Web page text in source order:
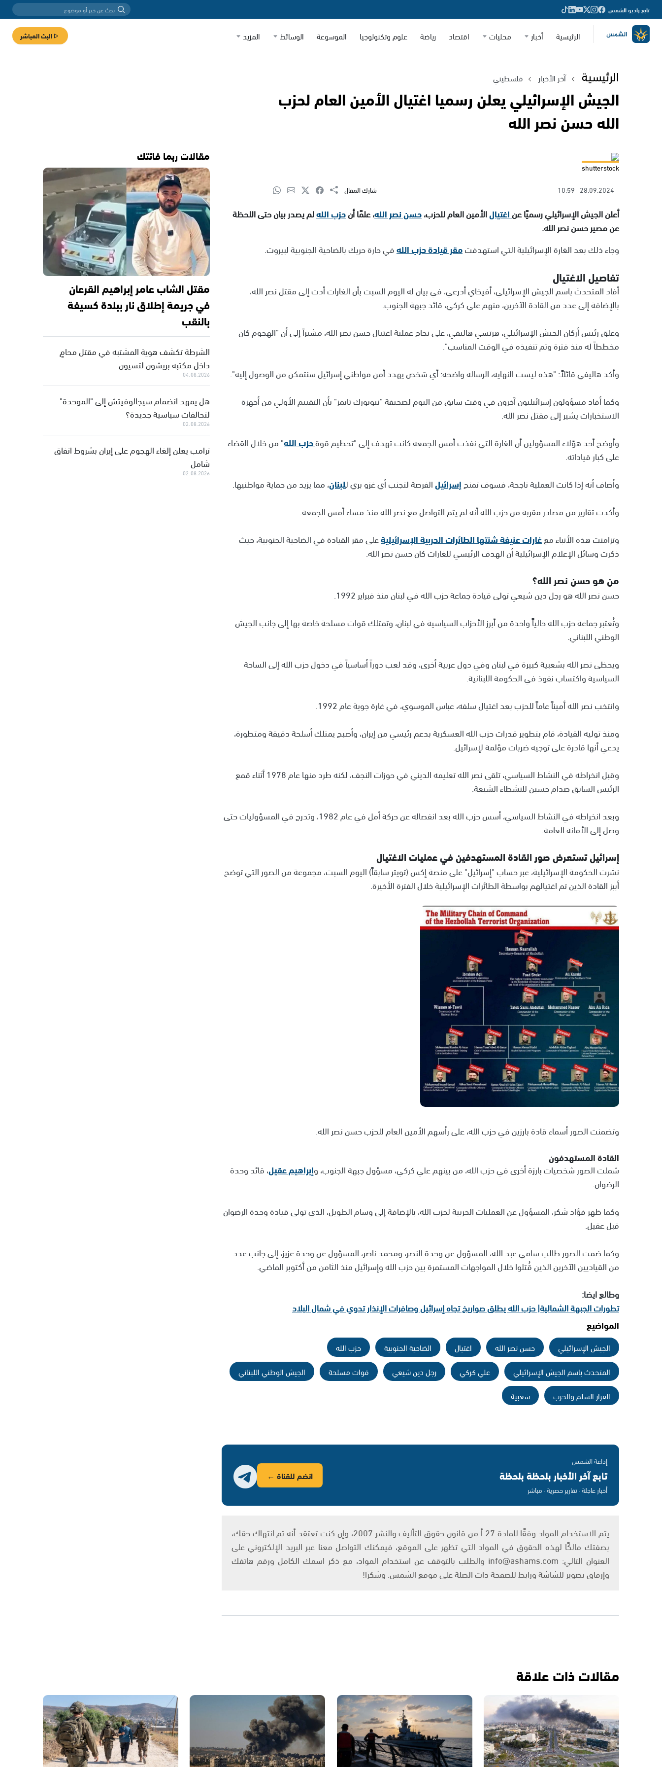
تابع راديو الشمس
الرئيسية أخبار محليات اقتصاد رياضة علوم وتكنولوجيا الموسوعة الوسائط المزيد البث المباشر
الرئيسية آخر الأخبار فلسطيني
الجيش الإسرائيلي يعلن رسميا اغتيال الأمين العام لحزب
الله حسن نصر الله
shutterstock
28.09.2024
10:59 شارك المقال
أعلن الجيش الإسرائيلي رسميًا عناغتيالالأمين العام للحزب،حسن نصر الله، علمًا أنحزب اللهلم يصدر بيان حتى اللحظة
عن مصير حسن نصر الله.
وجاء ذلك بعد الغارة الإسرائيلية التي استهدفتمقر قيادة حزب اللهفي حارة حريك بالضاحية الجنوبية لبيروت.
تفاصيل الاغتيال
أفاد المتحدث باسم الجيش الإسرائيلي، أفيخاي أدرعي، في بيان له اليوم السبت بأن الغارات أدت إلى مقتل نصر الله،
بالإضافة إلى عدد من القادة الآخرين، منهم علي كركي، قائد جبهة الجنوب.
وعلق رئيس أركان الجيش الإسرائيلي، هرتسي هاليفي، على نجاح عملية اغتيال حسن نصر الله، مشيراً إلى أن "الهجوم كان
مخططاً له منذ فترة وتم تنفيذه في الوقت المناسب".
وأكد هاليفي قائلاً: "هذه ليست النهاية، الرسالة واضحة: أي شخص يهدد أمن مواطني إسرائيل سنتمكن من الوصول إليه".
وكما أفاد مسؤولون إسرائيليون آخرون في وقت سابق من اليوم لصحيفة "نيويورك تايمز" بأن التقييم الأولي من أجهزة
الاستخبارات يشير إلى مقتل نصر الله.
وأوضح أحد هؤلاء المسؤولين أن الغارة التي نفذت أمس الجمعة كانت تهدف إلى "تحطيم قوةحزب الله" من خلال القضاء
على كبار قياداته.
وأضاف أنه إذا كانت العملية ناجحة، فسوف تمنحإسرائيلالفرصة لتجنب أي غزو بري للبنان، مما يزيد من حماية مواطنيها.
وأكدت تقارير من مصادر مقربة من حزب الله أنه لم يتم التواصل مع نصر الله منذ مساء أمس الجمعة.
وتزامنت هذه الأنباء معغارات عنيفة شنتها الطائرات الحربية الإسرائيليةعلى مقر القيادة في الضاحية الجنوبية، حيث
ذكرت وسائل الإعلام الإسرائيلية أن الهدف الرئيسي للغارات كان حسن نصر الله.
من هو حسن نصر الله؟
حسن نصر الله هو رجل دين شيعي تولى قيادة جماعة حزب الله في لبنان منذ فبراير 1992.
وتُعتبر جماعة حزب الله حالياً واحدة من أبرز الأحزاب السياسية في لبنان، وتمتلك قوات مسلحة خاصة بها إلى جانب الجيش
الوطني اللبناني.
ويحظى نصر الله بشعبية كبيرة في لبنان وفي دول عربية أخرى، وقد لعب دوراً أساسياً في دخول حزب الله إلى الساحة
السياسية واكتساب نفوذ في الحكومة اللبنانية.
وانتخب نصر الله أميناً عاماً للحزب بعد اغتيال سلفه، عباس الموسوي، في غارة جوية عام 1992.
ومنذ توليه القيادة، قام بتطوير قدرات حزب الله العسكرية بدعم رئيسي من إيران، وأصبح يمتلك أسلحة دقيقة ومتطورة،
يدعي أنها قادرة على توجيه ضربات مؤلمة لإسرائيل.
وقبل انخراطه في النشاط السياسي، تلقى نصر الله تعليمه الديني في حوزات النجف، لكنه طرد منها عام 1978 أثناء قمع
الرئيس السابق صدام حسين للنشطاء الشيعة.
وبعد انخراطه في النشاط السياسي، أسس حزب الله بعد انفصاله عن حركة أمل في عام 1982، وتدرج في المسؤوليات حتى
وصل إلى الأمانة العامة.
إسرائيل تستعرض صور القادة المستهدفين في عمليات الاغتيال
نشرت الحكومة الإسرائيلية، عبر حساب "إسرائيل" على منصة إكس (تويتر سابقاً) اليوم السبت، مجموعة من الصور التي توضح
أببز القادة الذين تم اغتيالهم بواسطة الطائرات الإسرائيلية خلال الفترة الأخيرة.
وتضمنت الصور أسماء قادة بارزين في حزب الله، على رأسهم الأمين العام للحزب حسن نصر الله.
القادة المستهدفون
شملت الصور شخصيات بارزة أخرى في حزب الله، من بينهم علي كركي، مسؤول جبهة الجنوب، وإبراهيم عقيل، قائد وحدة
الرضوان.
وكما ظهر فؤاد شكر، المسؤول عن العمليات الحربية لحزب الله، بالإضافة إلى وسام الطويل، الذي تولى قيادة وحدة الرضوان
قبل عقيل.
وكما ضمت الصور طالب سامي عبد الله، المسؤول عن وحدة النصر، ومحمد ناصر، المسؤول عن وحدة عزيز، إلى جانب عدد
من القياديين الآخرين الذين قُتلوا خلال المواجهات المستمرة بين حزب الله وإسرائيل منذ الثامن من أكتوبر الماضي.
وطالع ايضا:
تطورات الجبهة الشمالية| حزب الله يطلق صواريخ تجاه إسرائيل وصافرات الإنذار تدوي في شمال البلاد
المواضيع
الجيش الإسرائيلي حسن نصر الله اغتيال الضاحية الجنوبية
حزب الله
المتحدث باسم الجيش الإسرائيلي
علي كركي رجل دين شيعي قوات مسلحة
الجيش الوطني اللبناني
القرار السلم والحرب
شعبية
إذاعة الشمس
تابع آخر الأخبار بلحظة بلحظة
أخبار عاجلة · تقارير حصرية · مباشر
انضم للقناة ←
يتم الاستخدام المواد وفقًا للمادة 27 أ من قانون حقوق التأليف والنشر 2007، وإن كنت تعتقد أنه تم انتهاك حقك،
بصفتك مالكًا لهذه الحقوق في المواد التي تظهر على الموقع، فيمكنك التواصل معنا عبر البريد الإلكتروني على
العنوان التالي: info@ashams.com والطلب بالتوقف عن استخدام المواد، مع ذكر اسمك الكامل ورقم هاتفك
وإرفاق تصوير للشاشة ورابط للصفحة ذات الصلة على موقع الشمس. وشكرًا!
مقالات ربما فاتتك
مقتل الشاب عامر إبراهيم القرعان
في جريمة إطلاق نار ببلدة كسيفة
بالنقب
الشرطة تكشف هوية المشتبه في مقتل محامٍ
داخل مكتبه بريشون لتسيون
04.08.2026
هل يمهد انضمام سيجالوفيتش إلى "الموحدة"
لتحالفات سياسية جديدة؟
02.08.2026
ترامب يعلن إلغاء الهجوم على إيران بشروط اتفاق
شامل
02.08.2026
مقالات ذات علاقة